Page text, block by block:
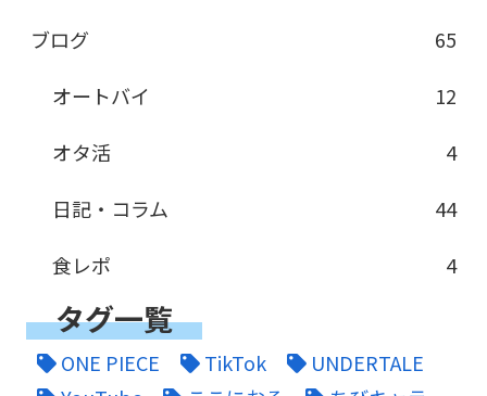
ブログ
65
オートバイ
12
オタ活
4
日記・コラム
44
食レポ
4
タグ一覧
ONE PIECE TikTok
UNDERTALE